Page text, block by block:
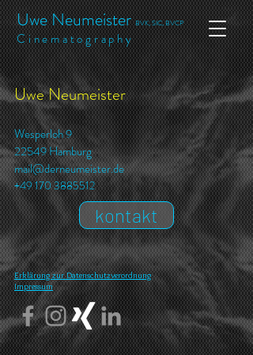
Uwe NeumeisterBVK, SIC, BVCP
​​​Cinematography
Uwe Neumeister
Wesperloh 9
22549Hamburg
mail@derneumeister.de
+49 170 3885512
kontakt
Erklärung zur Datenschutzverordnung
Impressum